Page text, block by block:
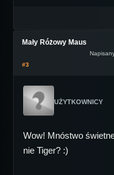
Mały Różowy Maus
#3
UŻYTKOWNICY
Wow! Mnóstwo
nie Tiger? :)